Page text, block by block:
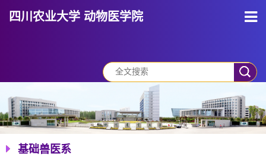
四川农业大学 动物医学院
基础兽医系